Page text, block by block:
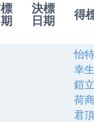
決標
日期
得
怡
幸
鎧
荷
君